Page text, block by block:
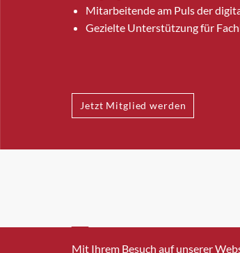
Mitarbeitende am Puls der
Gezielte Unterstützung für
Jetzt Mitglied werden
INFO@SWISSICT.CH
Mit Ihrem Besuch auf unserer